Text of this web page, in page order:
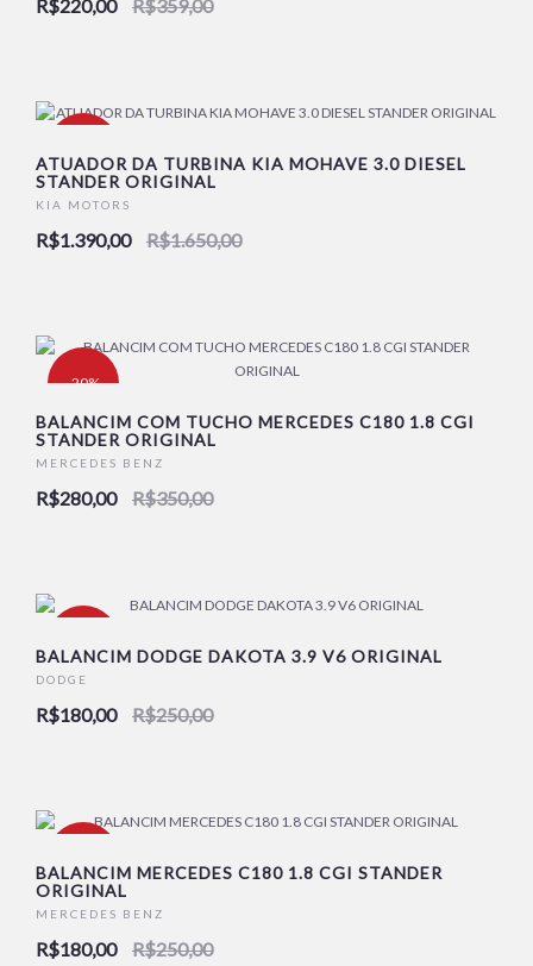
R$220,00 R$359,00
ATUADOR DA TURBINA KIA MOHAVE 3.0 DIESEL
STANDER ORIGINAL
KIA MOTORS
R$1.390,00 R$1.650,00
-20%
NOVO
BALANCIM COM TUCHO MERCEDES C180 1.8 CGI
STANDER ORIGINAL
MERCEDES BENZ
R$280,00 R$350,00
NOVO
BALANCIM DODGE DAKOTA 3.9 V6 ORIGINAL
DODGE
R$180,00 R$250,00
BALANCIM MERCEDES C180 1.8 CGI STANDER
ORIGINAL
MERCEDES BENZ
R$180,00 R$250,00